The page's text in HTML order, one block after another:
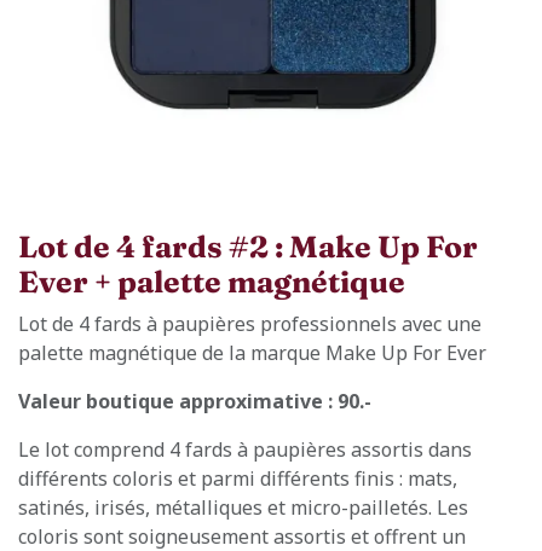
Lot de 4 fards #2 : Make Up For
Ever + palette magnétique
Lot de 4 fards à paupières professionnels avec une
palette magnétique de la marque Make Up For Ever
Valeur boutique approximative : 90.-
Le lot comprend 4 fards à paupières assortis dans
différents coloris et parmi différents finis : mats,
satinés, irisés, métalliques et micro-pailletés. Les
coloris sont soigneusement assortis et offrent un